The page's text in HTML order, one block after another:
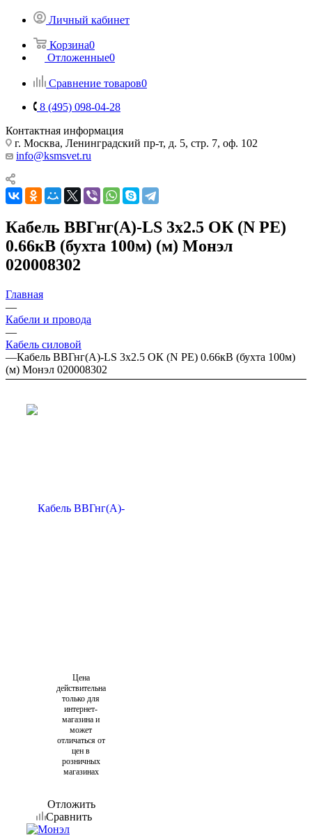
Личный кабинет
Корзина0
Отложенные0
Сравнение товаров0
8 (495) 098-04-28
Контактная информация
г. Москва, Ленинградский пр-т, д. 5, стр. 7, оф. 102
info@ksmsvet.ru
Кабель ВВГнг(А)-LS 3х2.5 ОК (N PE)
0.66кВ (бухта 100м) (м) Монэл
020008302
Главная
—
Кабели и провода
—
Кабель силовой
—Кабель ВВГнг(А)-LS 3х2.5 ОК (N PE) 0.66кВ (бухта 100м)
(м) Монэл 020008302
Цена
действительна
только для
интернет-
магазина и
может
отличаться от
цен в
розничных
магазинах
Отложить
Сравнить